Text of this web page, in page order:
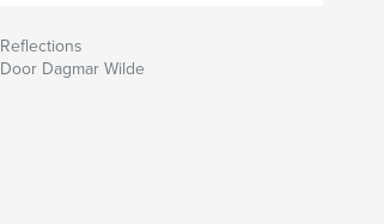
Reflections
Door Dagmar Wilde